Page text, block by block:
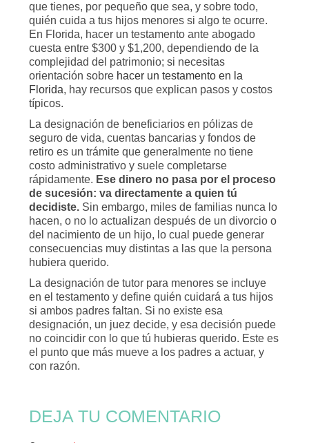
que tienes, por pequeño que sea, y sobre todo,
quién cuida a tus hijos menores si algo te ocurre.
En Florida, hacer un testamento ante abogado
cuesta entre $300 y $1,200, dependiendo de la
complejidad del patrimonio; si necesitas
orientación sobre hacer un testamento en la
Florida, hay recursos que explican pasos y costos
típicos.
La designación de beneficiarios en pólizas de
seguro de vida, cuentas bancarias y fondos de
retiro es un trámite que generalmente no tiene
costo administrativo y suele completarse
rápidamente. Ese dinero no pasa por el proceso
de sucesión: va directamente a quien tú
decidiste. Sin embargo, miles de familias nunca lo
hacen, o no lo actualizan después de un divorcio o
del nacimiento de un hijo, lo cual puede generar
consecuencias muy distintas a las que la persona
hubiera querido.
La designación de tutor para menores se incluye
en el testamento y define quién cuidará a tus hijos
si ambos padres faltan. Si no existe esa
designación, un juez decide, y esa decisión puede
no coincidir con lo que tú hubieras querido. Este es
el punto que más mueve a los padres a actuar, y
con razón.
DEJA TU COMENTARIO